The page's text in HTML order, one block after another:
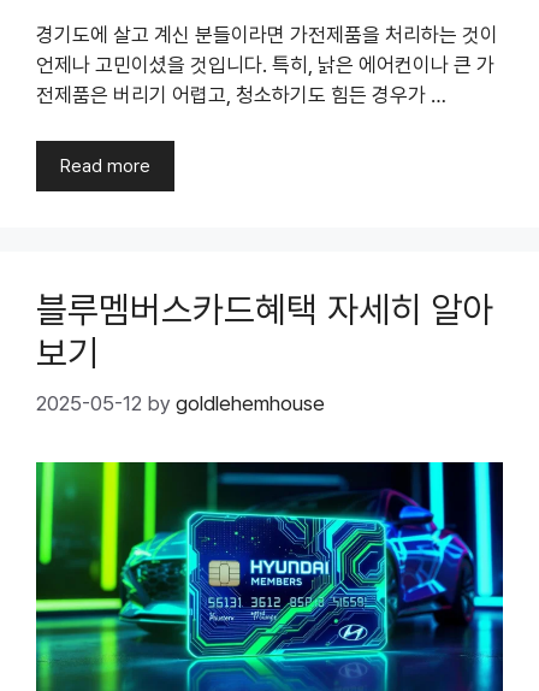
경기도에 살고 계신 분들이라면 가전제품을 처리하는 것이
언제나 고민이셨을 것입니다. 특히, 낡은 에어컨이나 큰 가
전제품은 버리기 어렵고, 청소하기도 힘든 경우가 …
Read more
블루멤버스카드혜택 자세히 알아
보기
2025-05-12 by goldlehemhouse